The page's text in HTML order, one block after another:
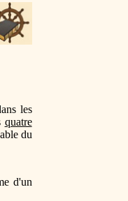
les
quatre
du
d'un